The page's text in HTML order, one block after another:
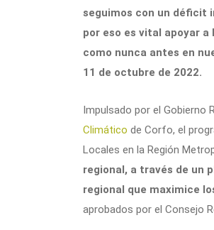
seguimos con un déficit
por eso es vital apoyar
como nunca antes en
11 de octubre de 2022.
Impulsado por el Gobierno
Climático de Corfo, el
Locales en la Región
regional, a través de un
regional que maximice
aprobados por el Consejo